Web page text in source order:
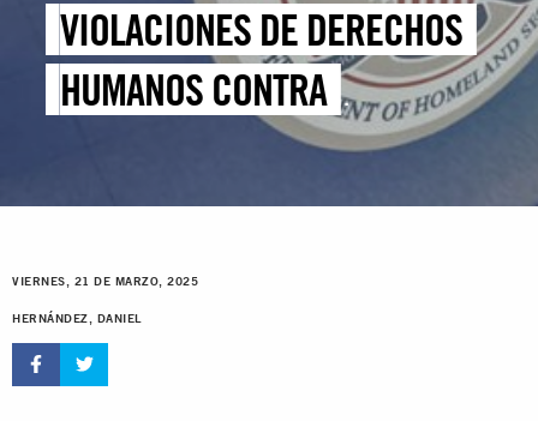
VIOLACIONES DE DERECHOS
HUMANOS CONTRA
MIGRANTES POR PARTE DEL
GOBIERNO DE ESTADOS
UNIDOS
VIERNES, 21 DE MARZO, 2025
HERNÁNDEZ, DANIEL